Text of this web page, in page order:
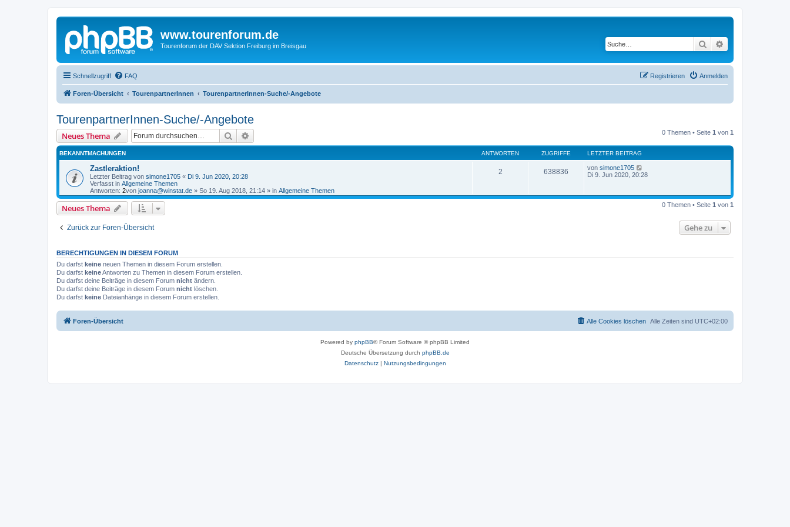
www.tourenforum.de
Tourenforum der DAV Sektion Freiburg im Breisgau Suche
Schnellzugriff FAQ Anmelden
Registrieren
Foren-Übersicht TourenpartnerInnen TourenpartnerInnen-Suche/-Angebote
TourenpartnerInnen-Suche/-Angebote
Neues Thema Suche 0 Themen • Seite 1 von 1
BEKANNTMACHUNGEN ANTWORTEN ZUGRIFFE LETZTER BEITRAG
Zastleraktion!
Letzter Beitrag von simone1705 « Di 9. Jun 2020, 20:28
Verfasst in Allgemeine Themen
Antworten: 2von joanna@winstat.de » So 19. Aug 2018, 21:14 » in Allgemeine Themen
2 638836 von simone1705
Di 9. Jun 2020, 20:28
Neues Thema 0 Themen • Seite 1 von 1
Zurück zur Foren-Übersicht Gehe zu
BERECHTIGUNGEN IN DIESEM FORUM
Du darfst keine neuen Themen in diesem Forum erstellen.
Du darfst keineAntworten zu Themen in diesem Forum erstellen.
Du darfst deine Beiträge in diesem Forum nicht ändern.
Du darfst deine Beiträge in diesem Forum nicht löschen.
Du darfst keine Dateianhänge in diesem Forum erstellen.
Foren-Übersicht Alle Zeiten sind UTC+02:00
Alle Cookies löschen
Powered by phpBB® Forum Software © phpBB Limited
Deutsche Übersetzung durch phpBB.de
Datenschutz| Nutzungsbedingungen